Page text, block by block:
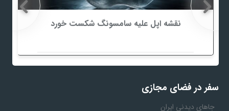
نقشه اپل علیه سامسونگ شکست خورد
سفر در فضای مجازی
جاهای دیدنی ایران